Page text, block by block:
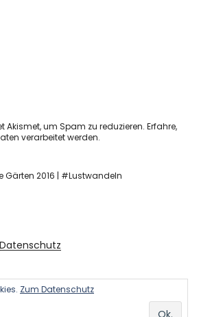
Akismet, um Spam zu reduzieren.Erfahre,
verarbeitet werden.
Gärten 2016 | #Lustwandeln
Datenschutz
Zum Datenschutz